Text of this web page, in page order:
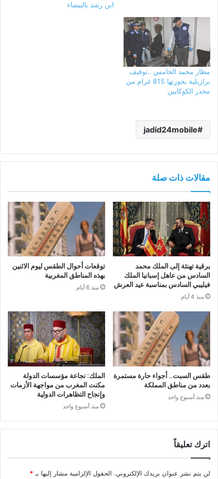
ابن رشد بالبيضاء
مطار محمد الخامس ..توقيف
برازيلية بحوزتها 815 غرام من
مخدر الكوكايين
jadid24mobile
مقالات ذات صلة
برقية تهنئة إلى الملك محمد
السادس من عاهل إسبانيا الملك
فيليبي السادس بمناسبة عيد العرش
منذ 4 أيام
توقعات أحوال الطقس ليوم الاثنين
بهذه المناطق المغربية
منذ 6 أيام
طقس السبت.. أجواء حارة مستمرة
بعدد من مناطق المملكة
منذ أسبوع واحد
الملك: نجاعة مؤسسات الدولة
مكنت المغرب من مواجهة الأزمات
وإنجاح التظاهرات الدولية
منذ أسبوع واحد
اترك تعليقاً
لن يتم نشر عنوان بريدك الإلكتروني. الحقول الإلزامية مشار إليها بـ *